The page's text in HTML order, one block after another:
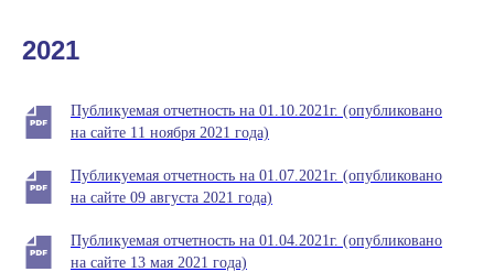
2021
Публикуемая отчетность на 01.10.2021г. (опубликовано
на сайте 11 ноября 2021 года)
Публикуемая отчетность на 01.07.2021г. (опубликовано
на сайте 09 августа 2021 года)
Публикуемая отчетность на 01.04.2021г. (опубликовано
на сайте 13 мая 2021 года)